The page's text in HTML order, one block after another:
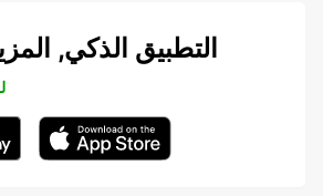
التطبيق الذكي,